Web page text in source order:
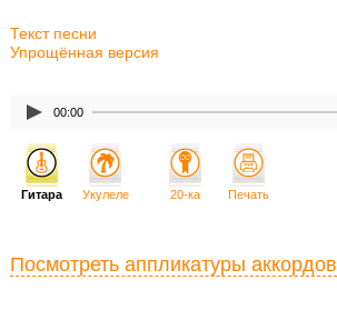
Текст песни
Упрощённая версия
00:00
Гитара Укулеле 20-ка Печать
Посмотреть аппликатуры аккордов